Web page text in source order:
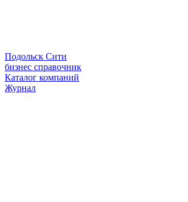
Подольск Сити
бизнес справочник
Каталог компаний
Журнал